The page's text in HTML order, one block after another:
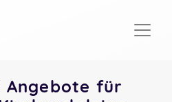
Angebote für